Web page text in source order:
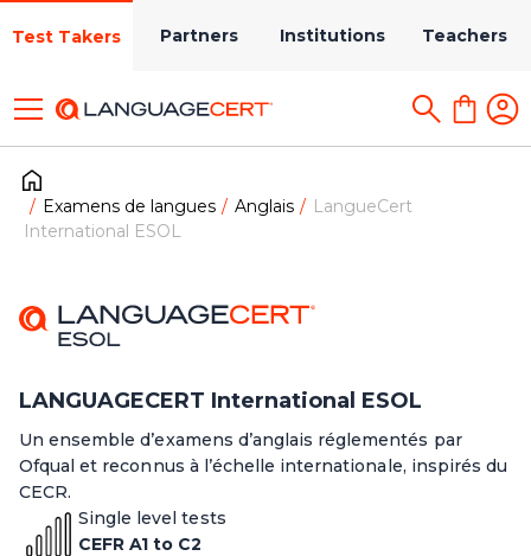
Test Takers Partners Institutions Teachers
Examens de langues Anglais
LangueCert
International ESOL
LANGUAGECERT International ESOL
Un ensemble d’examens d’anglais réglementés par
Ofqual et reconnus à l’échelle internationale, inspirés du
CECR.
Single level tests
CEFR A1 to C2